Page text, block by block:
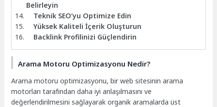
Belirleyin
Teknik SEO’yu Optimize Edin
Yüksek Kaliteli İçerik Oluşturun
Backlink Profilinizi Güçlendirin
Arama Motoru Optimizasyonu Nedir?
Arama motoru optimizasyonu, bir web sitesinin arama
motorları tarafından daha iyi anlaşılmasını ve
değerlendirilmesini sağlayarak organik aramalarda üst